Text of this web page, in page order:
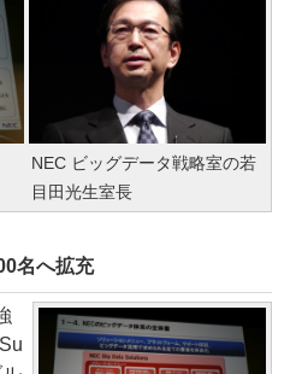
NEC ビッグデータ戦略室の若
目田光生室長
名へ拡充